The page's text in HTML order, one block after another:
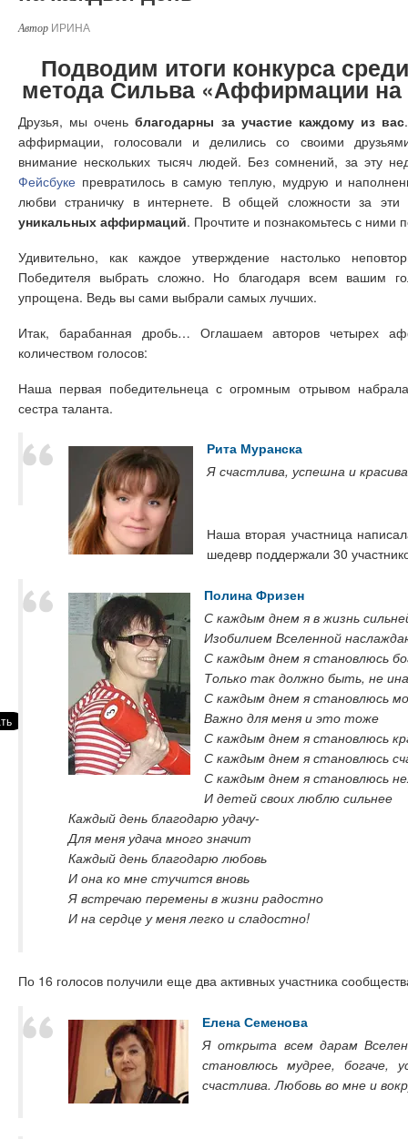
ИРИНА
Подводим итоги конкурса
метода Сильва «Аффирмации
Друзья, мы оченьблагодарны за участие каждому из вас
аффирмации, голосовали и делились со своими
внимание нескольких тысяч людей. Без сомнений, за эту
Фейсбуке превратилось в самую теплую, мудрую и
любви страничку в интернете. В общей сложности за
уникальных аффирмаций. Прочтите и познакомьтесь с ними
Удивительно, как каждое утверждение настолько
Победителя выбрать сложно. Но благодаря всем вашим
упрощена. Ведь вы сами выбрали самых лучших.
Итак, барабанная дробь… Оглашаем авторов четырех
количеством голосов:
Наша первая победительнеца с огромным отрывом
сестра таланта.
Рита Муранска
Я счастлива, успешна и
Наша вторая участница
шедевр поддержали 30
Полина Фризен
С каждым днем я в жизнь
Изобилием Вселенной
С каждым днем я становлюсь
Только так должно быть, не
С каждым днем я становлюсь
Важно для меня и это тоже
С каждым днем я становлюсь
С каждым днем я становлюсь
С каждым днем я становлюсь
И детей своих люблю сильнее
Каждый день благодарю удачу-
Для меня удача много значит
Каждый день благодарю любовь
И она ко мне стучится вновь
Я встречаю перемены в жизни радостно
И на сердце у меня легко и сладостно!
По 16 голосов получили еще два активных участника
Елена Семенова
Я открыта всем дарам
становлюсь мудрее, богаче,
счастлива. Любовь во мне и